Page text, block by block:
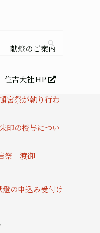
献燈のご案内
住吉大社HP
宮祭が執り行わ
印の授与につい
祭 渡御
の申込み受付け